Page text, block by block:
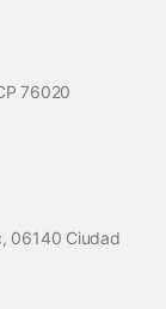
76020
06140 Ciudad